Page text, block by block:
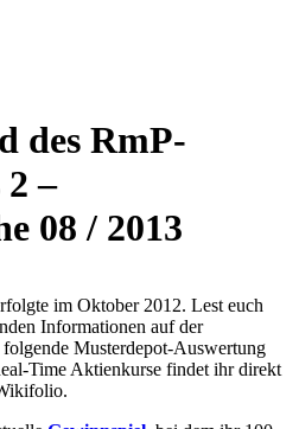
des RmP-
–
08 / 2013
im Oktober 2012. Lest euch
Informationen auf der
Musterdepot-Auswertung
Time Aktienkurse findet ihr direkt